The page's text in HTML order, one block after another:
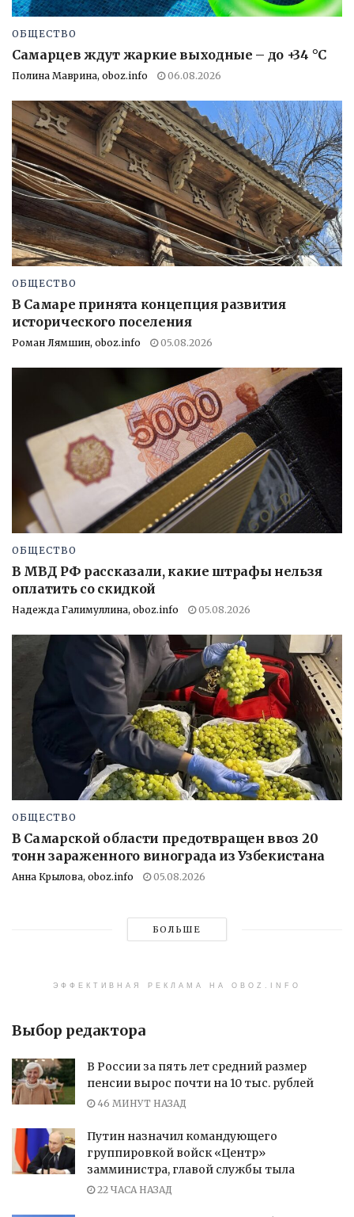
ОБЩЕСТВО
Самарцев ждут жаркие выходные – до +34 °C
Полина Маврина, oboz.info 06.08.2026
ОБЩЕСТВО
В Самаре принята концепция развития
исторического поселения
Роман Лямшин, oboz.info 05.08.2026
ОБЩЕСТВО
В МВД РФ рассказали, какие штрафы нельзя
оплатить со скидкой
Надежда Галимуллина, oboz.info 05.08.2026
ОБЩЕСТВО
В Самарской области предотвращен ввоз 20
тонн зараженного винограда из Узбекистана
Анна Крылова, oboz.info 05.08.2026
БОЛЬШЕ
ЭФФЕКТИВНАЯ РЕКЛАМА НА OBOZ.INFO
Выбор редактора
В России за пять лет средний размер
пенсии вырос почти на 10 тыс. рублей
46 МИНУТ НАЗАД
Путин назначил командующего
группировкой войск «Центр»
замминистра, главой службы тыла
22 ЧАСА НАЗАД